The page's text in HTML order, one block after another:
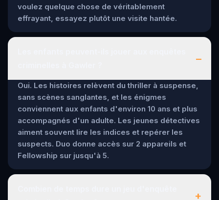
voulez quelque chose de véritablement
effrayant, essayez plutôt une visite hantée.
–
Oui. Les histoires relèvent du thriller à suspense,
sans scènes sanglantes, et les énigmes
conviennent aux enfants d'environ 10 ans et plus
accompagnés d'un adulte. Les jeunes détectives
aiment souvent lire les indices et repérer les
suspects. Duo donne accès sur 2 appareils et
Fellowship sur jusqu'à 5.
+